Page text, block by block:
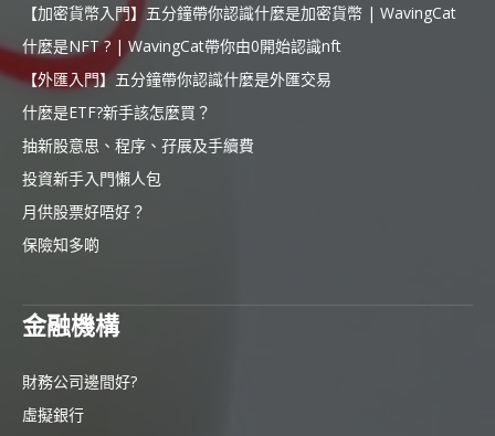
【加密貨幣入門】五分鐘帶你認識什麼是加密貨幣 | WavingCat
什麼是NFT ? | WavingCat帶你由0開始認識nft
【外匯入門】五分鐘帶你認識什麼是外匯交易
什麼是ETF?新手該怎麼買？
抽新股意思、程序、孖展及手續費
投資新手入門懶人包
月供股票好唔好？
保險知多啲
金融機構
財務公司邊間好?
虛擬銀行